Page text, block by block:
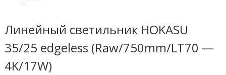
Линейный светильник HOKASU
35/25 edgeless (Raw/750mm/LT70 —
4K/17W)